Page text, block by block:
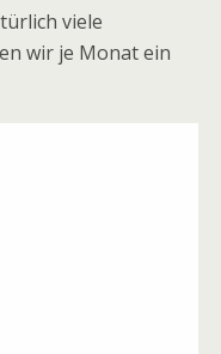
viele
wir je Monat ein